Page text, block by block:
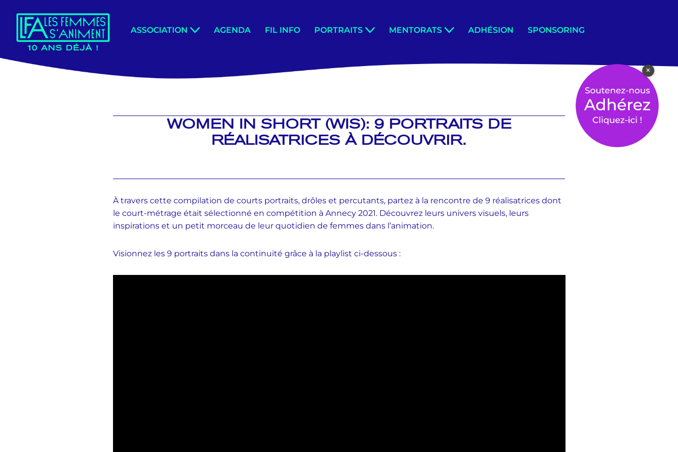
Aller
au
contenu
ASSOCIATION AGENDA FIL INFO PORTRAITS MENTORATS ADHÉSION SPONSORING
WOMEN IN SHORT (WIS): 9 PORTRAITS DE
RÉALISATRICES À DÉCOUVRIR.
À travers cette compilation de courts portraits, drôles et percutants, partez à la rencontre de 9 réalisatrices dont
le court-métrage était sélectionné en compétition à Annecy 2021. Découvrez leurs univers visuels, leurs
inspirations et un petit morceau de leur quotidien de femmes dans l’animation.
Visionnez les 9 portraits dans la continuité grâce à la playlist ci-dessous :
×